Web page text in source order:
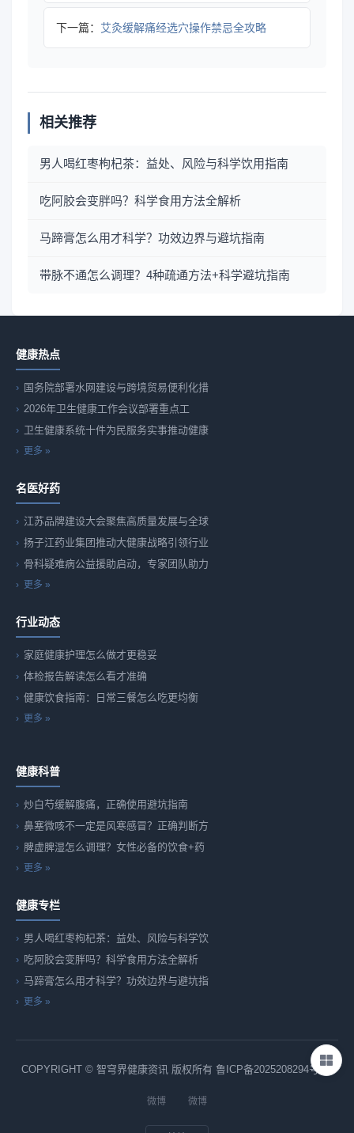
下一篇： 艾灸缓解痛经选穴操作禁忌全攻略
相关推荐
男人喝红枣枸杞茶：益处、风险与科学饮用指南
吃阿胶会变胖吗？科学食用方法全解析
马蹄膏怎么用才科学？功效边界与避坑指南
带脉不通怎么调理？4种疏通方法+科学避坑指南
健康热点
国务院部署水网建设与跨境贸易便利化措
2026年卫生健康工作会议部署重点工
卫生健康系统十件为民服务实事推动健康
更多 »
名医好药
江苏品牌建设大会聚焦高质量发展与全球
扬子江药业集团推动大健康战略引领行业
骨科疑难病公益援助启动，专家团队助力
更多 »
行业动态
家庭健康护理怎么做才更稳妥
体检报告解读怎么看才准确
健康饮食指南：日常三餐怎么吃更均衡
更多 »
健康科普
炒白芍缓解腹痛，正确使用避坑指南
鼻塞微咳不一定是风寒感冒？正确判断方
脾虚脾湿怎么调理？女性必备的饮食+药
更多 »
健康专栏
男人喝红枣枸杞茶：益处、风险与科学饮
吃阿胶会变胖吗？科学食用方法全解析
马蹄膏怎么用才科学？功效边界与避坑指
更多 »
COPYRIGHT © 智穹界健康资讯 版权所有 鲁ICP备2025208294号-82
微博 微博